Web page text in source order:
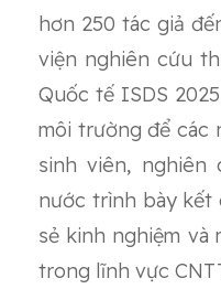
hơn 250 tác giả
viện nghiên cứu
Quốc tế ISDS
môi trường để các
sinh viên, nghiên
nước trình bày kết
sẻ kinh nghiệm
trong lĩnh vực